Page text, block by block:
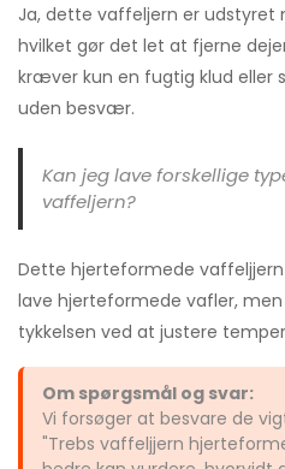
Ja, dette vaffeljern er
hvilket gør det let at fjerne
kræver kun en fugtig klud eller
uden besvær.
Kan jeg lave forskellige
vaffeljern?
Dette hjerteformede
lave hjerteformede vafler,
tykkelsen ved at justere
Om spørgsmål og svar:
Vi forsøger at besvare de
"Trebs vaffeljjern